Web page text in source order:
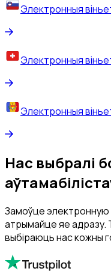
Электронныя
Электронныя
Электронныя
Нас выбралі
Замоўце электронную
атрымайце яе адразу.
выбіраюць нас кожны